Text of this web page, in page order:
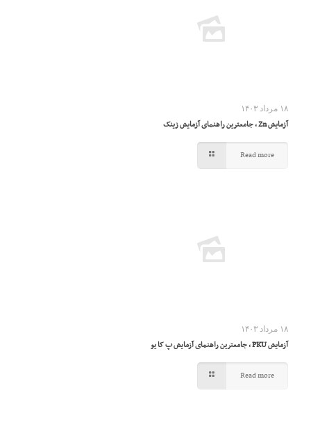
۱۸ مرداد ۱۴۰۳
آزمایش Zn ، جامعترین راهنمای آزمایش زینک
Read more
۱۸ مرداد ۱۴۰۳
آزمایش PKU ، جامعترین راهنمای آزمایش پ کا یو
Read more